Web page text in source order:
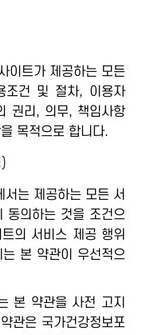
이트가 제공하는 모든
조건 및 절차, 이용자
권리, 의무, 책임사항
목적으로 합니다.
는 제공하는 모든 서
동의하는 것을 조건으
의 서비스 제공 행위
본 약관이 우선적으
본 약관을 사전 고지
관은 국가건강정보포